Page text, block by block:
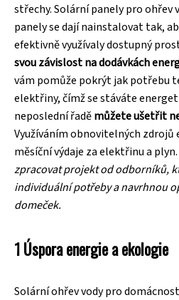
střechy. Solární panely pro ohřev
panely se dají nainstalovat tak,
efektivně využívaly dostupný
svou závislost na dodávkách
vám pomůže pokrýt jak potřebu
elektřiny, čímž se stáváte
neposlední řaděmůžete ušetřit
Využíváním obnovitelných zdrojů
měsíční výdaje za elektřinu a plyn.
zpracovat projekt od odborníků,
individuální potřeby a navrhnou
domeček.
1 Úspora energie a ekologie
Solární ohřev vody pro